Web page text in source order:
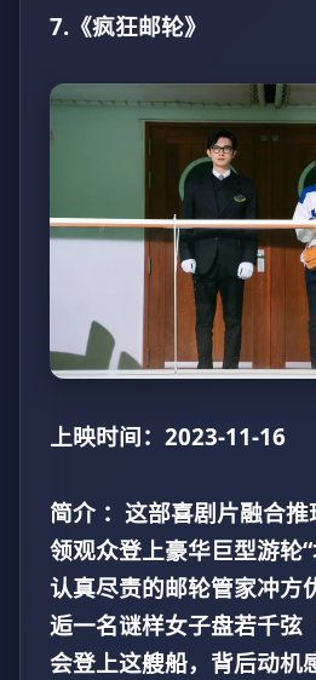
7.《疯狂邮轮》
上映时间：2023-11-16
简介 ：这部喜剧片融合
领观众登上豪华巨型游轮“
认真尽责的邮轮管家冲方
逅一名谜样女子盘若千弦
会登上这艘船，背后动机